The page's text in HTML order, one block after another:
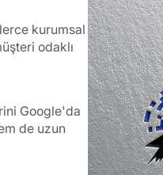
kurumsal
odaklı
Google'da
de uzun